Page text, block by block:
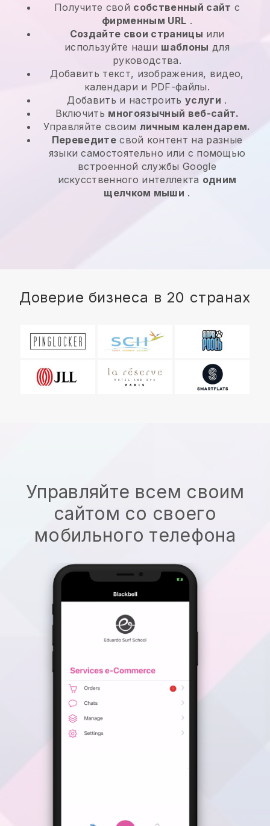
Получите свой собственный сайт с
фирменным URL .
Создайте свои страницы или
используйте наши шаблоны для
руководства.
Добавить текст, изображения, видео,
календари и PDF-файлы.
Добавить и настроитьуслуги .
Включить многоязычный веб-сайт.
Управляйте своим личным календарем.
Переведитесвой контент на разные
языки самостоятельно или с помощью
встроенной службы Google
искусственного интеллекта одним
щелчком мыши .
Доверие бизнеса в 20 странах
Управляйте всем своим
сайтом со своего
мобильного телефона